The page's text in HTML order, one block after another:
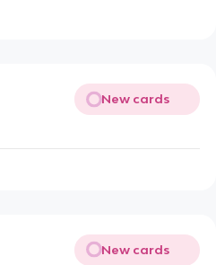
New cards
New cards